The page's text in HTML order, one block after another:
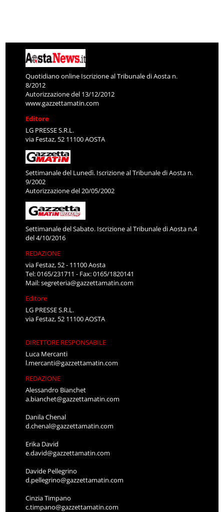
Quotidiano online Iscrizione al Tribunale di Aosta n.
8/2012
Autorizzazione del 13/12/2012
www.gazzettamatin.com
Editore
LG PRESSE S.R.L.
via Festaz, 52 11100 AOSTA
Settimanale del Lunedì. Iscrizione al Tribunale di Aosta n.
9/2002
Autorizzazione del 20/05/2002
Settimanale del Sabato. Iscrizione al Tribunale di Aosta n.4
del 4/10/2016
REDAZIONE
via Festaz, 52 - 11100 Aosta
Tel: 0165/231711 - Fax: 0165/1820141
Mail:segreteria@gazzettamatin.com
Editore
LG PRESSE S.R.L.
via Festaz, 52 11100 AOSTA
DIRETTORE RESPONSABILE
Luca Mercanti
l.mercanti@gazzettamatin.com
REDAZIONE
Alessandro Bianchet
a.bianchet@gazzettamatin.com
Danila Chenal
d.chenal@gazzettamatin.com
Erika David
e.david@gazzettamatin.com
Davide Pellegrino
d.pellegrino@gazzettamatin.com
Cinzia Timpano
c.timpano@gazzettamatin.com